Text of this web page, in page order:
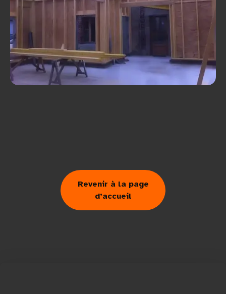
Revenir à la page
d’accueil